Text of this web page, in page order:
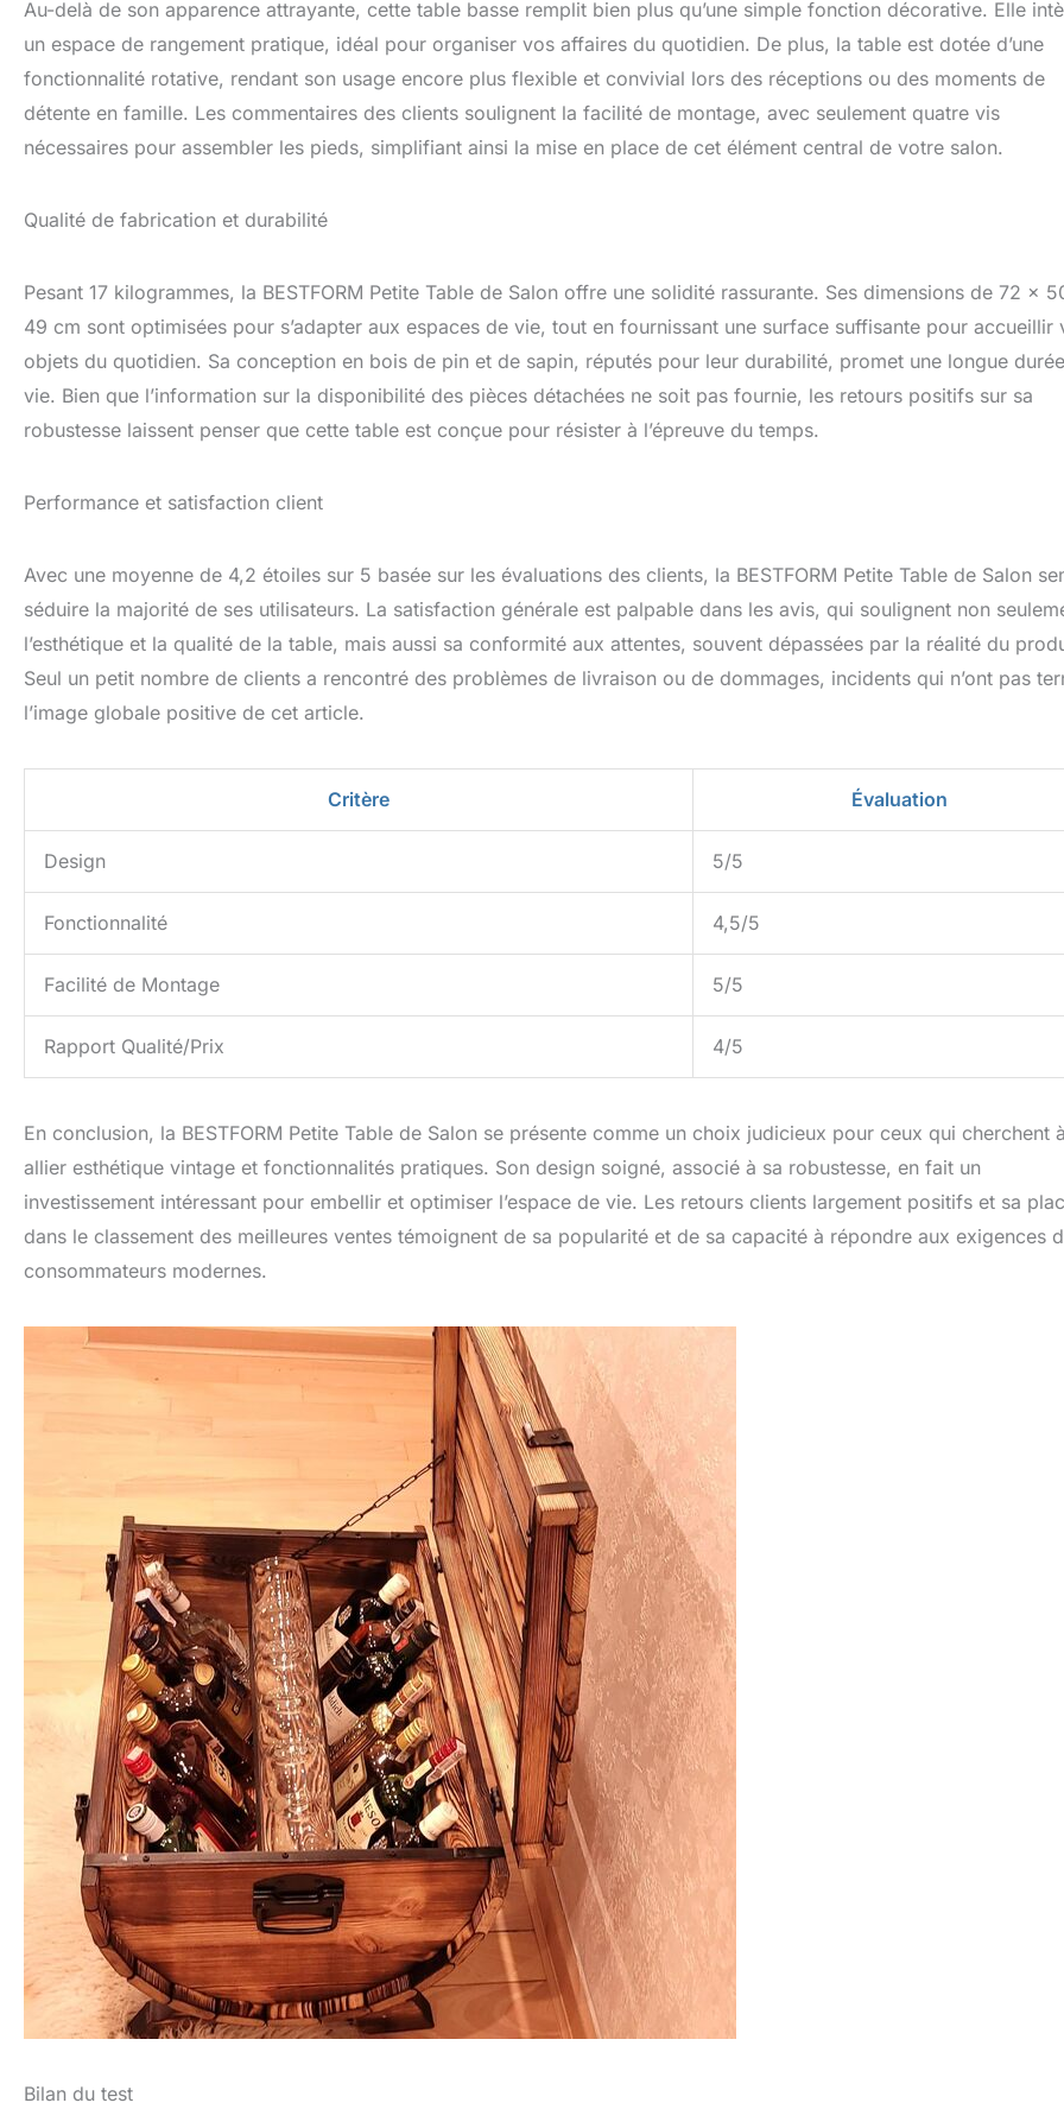
Au-delà de son apparence attrayante, cette table basse remplit bien plus qu’une simple fonction décorative. Elle
un espace de rangement pratique, idéal pour organiser vos affaires du quotidien. De plus, la table est dotée d’une
fonctionnalité rotative, rendant son usage encore plus flexible et convivial lors des réceptions ou des moments de
détente en famille. Les commentaires des clients soulignent la facilité de montage, avec seulement quatre vis
nécessaires pour assembler les pieds, simplifiant ainsi la mise en place de cet élément central de votre salon.
Qualité de fabrication et durabilité
Pesant 17 kilogrammes, la BESTFORM Petite Table de Salon offre une solidité rassurante. Ses dimensions de 72 x
49 cm sont optimisées pour s’adapter aux espaces de vie, tout en fournissant une surface suffisante pour accueillir
objets du quotidien. Sa conception en bois de pin et de sapin, réputés pour leur durabilité, promet une longue
vie. Bien que l’information sur la disponibilité des pièces détachées ne soit pas fournie, les retours positifs sur sa
robustesse laissent penser que cette table est conçue pour résister à l’épreuve du temps.
Performance et satisfaction client
Avec une moyenne de 4,2 étoiles sur 5 basée sur les évaluations des clients, la BESTFORM Petite Table de Salon
séduire la majorité de ses utilisateurs. La satisfaction générale est palpable dans les avis, qui soulignent non
l’esthétique et la qualité de la table, mais aussi sa conformité aux attentes, souvent dépassées par la réalité du
Seul un petit nombre de clients a rencontré des problèmes de livraison ou de dommages, incidents qui n’ont pas
l’image globale positive de cet article.
Critère Évaluation
Design 5/5
Fonctionnalité 4,5/5
Facilité de Montage 5/5
Rapport Qualité/Prix 4/5
En conclusion, la BESTFORM Petite Table de Salon se présente comme un choix judicieux pour ceux qui cherchent à
allier esthétique vintage et fonctionnalités pratiques. Son design soigné, associé à sa robustesse, en fait un
investissement intéressant pour embellir et optimiser l’espace de vie. Les retours clients largement positifs et sa
dans le classement des meilleures ventes témoignent de sa popularité et de sa capacité à répondre aux exigences
consommateurs modernes.
Bilan du test